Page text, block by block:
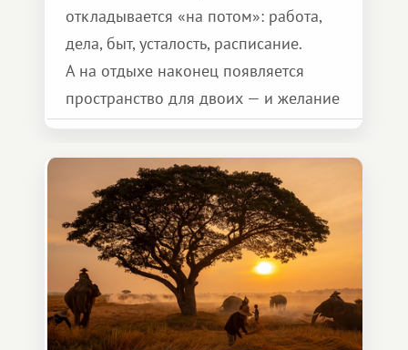
откладывается «на потом»: работа,
дела, быт, усталость, расписание.
А на отдыхе наконец появляется
пространство для двоих — и желание
сделать для близкого человека что-то
особенное. Не обязательно
масштабное, но тёплое
и запоминающееся :)